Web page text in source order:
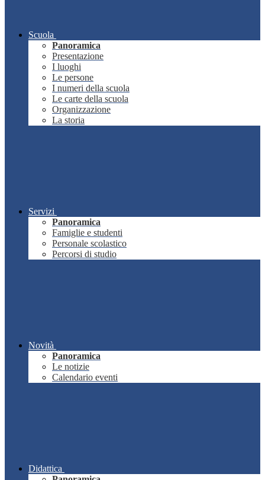
Scuola
Panoramica
Presentazione
I luoghi
Le persone
I numeri della scuola
Le carte della scuola
Organizzazione
La storia
Servizi
Panoramica
Famiglie e studenti
Personale scolastico
Percorsi di studio
Novità
Panoramica
Le notizie
Calendario eventi
Didattica